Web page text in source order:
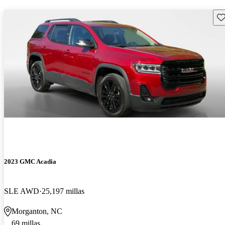
2023 GMC Acadia
SLE AWD 25,197 millas
Morganton, NC